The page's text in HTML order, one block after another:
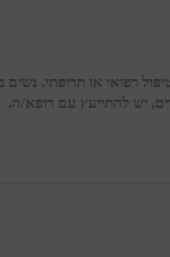
רפואי או תרופתי. נשים
יש להתייעץ עם רופא/ה.